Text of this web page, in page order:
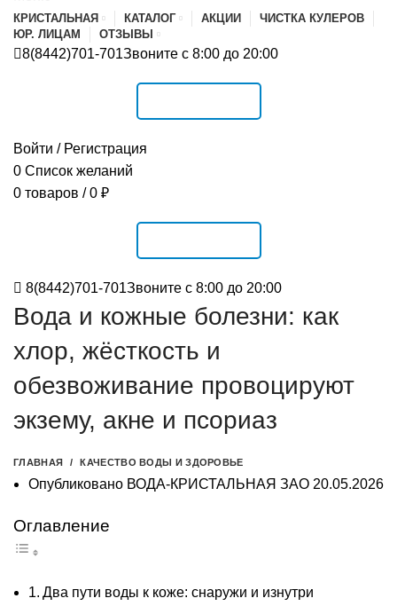
КРИСТАЛЬНАЯ КАТАЛОГ АКЦИИ
ЧИСТКА КУЛЕРОВ
ЮР. ЛИЦАМ
ОТЗЫВЫ
8(8442)701-701Звоните с 8:00 до 20:00
Войти / Регистрация
0 Список желаний
0 товаров / 0 ₽
8(8442)701-701Звоните с 8:00 до 20:00
Вода и кожные болезни: как
хлор, жёсткость и
обезвоживание провоцируют
экзему, акне и псориаз
ГЛАВНАЯ КАЧЕСТВО ВОДЫ И ЗДОРОВЬЕ
Опубликовано ВОДА-КРИСТАЛЬНАЯ ЗАО 20.05.2026
Оглавление
Два пути воды к коже: снаружи и изнутри